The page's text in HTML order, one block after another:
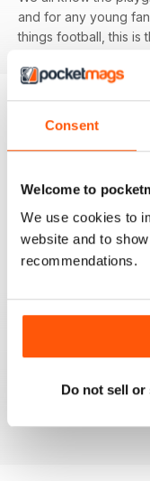
Consent
Welcome to
We use cookies to
website and to
recommendations.
Do not sell
and for any young
things football, this is
Acquista per€4,99